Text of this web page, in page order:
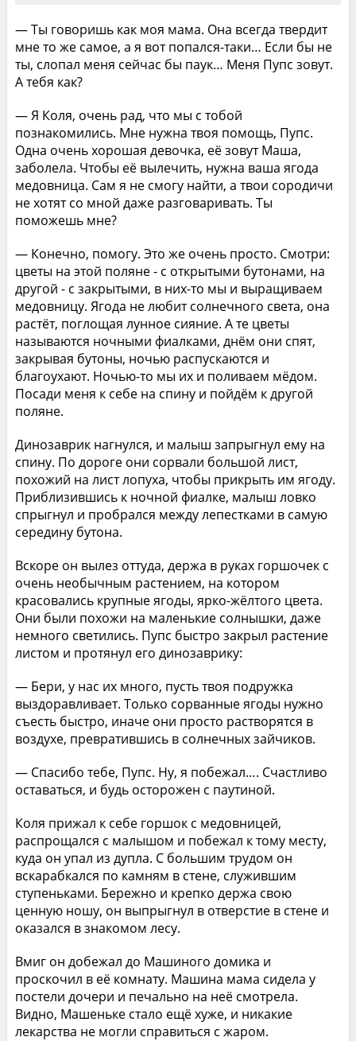
— Ты говоришь как моя мама. Она всегда твердит
мне то же самое, а я вот попался-таки… Если бы не
ты, слопал меня сейчас бы паук… Меня Пупс зовут.
А тебя как?
— Я Коля, очень рад, что мы с тобой
познакомились. Мне нужна твоя помощь, Пупс.
Одна очень хорошая девочка, её зовут Маша,
заболела. Чтобы её вылечить, нужна ваша ягода
медовница. Сам я не смогу найти, а твои сородичи
не хотят со мной даже разговаривать. Ты
поможешь мне?
— Конечно, помогу. Это же очень просто. Смотри:
цветы на этой поляне - с открытыми бутонами, на
другой - с закрытыми, в них-то мы и выращиваем
медовницу. Ягода не любит солнечного света, она
растёт, поглощая лунное сияние. А те цветы
называются ночными фиалками, днём они спят,
закрывая бутоны, ночью распускаются и
благоухают. Ночью-то мы их и поливаем мёдом.
Посади меня к себе на спину и пойдём к другой
поляне.
Динозаврик нагнулся, и малыш запрыгнул ему на
спину. По дороге они сорвали большой лист,
похожий на лист лопуха, чтобы прикрыть им ягоду.
Приблизившись к ночной фиалке, малыш ловко
спрыгнул и пробрался между лепестками в самую
середину бутона.
Вскоре он вылез оттуда, держа в руках горшочек с
очень необычным растением, на котором
красовались крупные ягоды, ярко-жёлтого цвета.
Они были похожи на маленькие солнышки, даже
немного светились. Пупс быстро закрыл растение
листом и протянул его динозаврику:
— Бери, у нас их много, пусть твоя подружка
выздоравливает. Только сорванные ягоды нужно
съесть быстро, иначе они просто растворятся в
воздухе, превратившись в солнечных зайчиков.
— Спасибо тебе, Пупс. Ну, я побежал…. Счастливо
оставаться, и будь осторожен с паутиной.
Коля прижал к себе горшок с медовницей,
распрощался с малышом и побежал к тому месту,
куда он упал из дупла. С большим трудом он
вскарабкался по камням в стене, служившим
ступеньками. Бережно и крепко держа свою
ценную ношу, он выпрыгнул в отверстие в стене и
оказался в знакомом лесу.
Вмиг он добежал до Машиного домика и
проскочил в её комнату. Машина мама сидела у
постели дочери и печально на неё смотрела.
Видно, Машеньке стало ещё хуже, и никакие
лекарства не могли справиться с жаром.